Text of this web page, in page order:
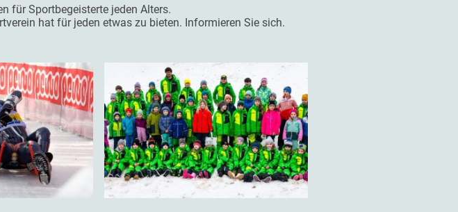
für Sportbegeisterte jeden Alters.
hat für jeden etwas zu bieten. Informieren Sie sich.